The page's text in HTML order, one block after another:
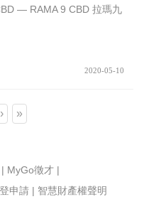
— RAMA 9 CBD 拉瑪九
2020-05-10
› »
MyGo徵才
申請 智慧財產權聲明